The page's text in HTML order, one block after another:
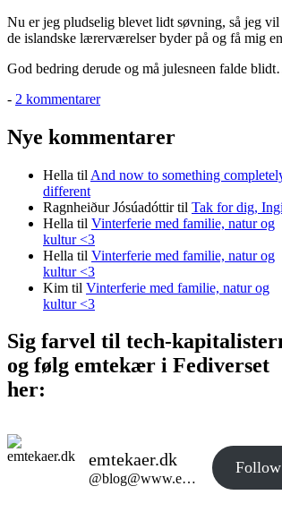
Nu er jeg pludselig blevet lidt søvning, så jeg
de islandske lærerværelser byder på og få mig
God bedring derude og må julesneen falde
- 2 kommentarertil
Neptun
bruger
Viagra
Nye kommentarer
Hella til And now to something
different
Ragnheiður Jósúadóttirtil Tak for dig,
Hella til Vinterferie med familie, natur og
kultur <3
Hella til Vinterferie med familie, natur og
kultur <3
Kim til Vinterferie med familie, natur og
kultur <3
Sig farvel til tech-
og følg emtekær i Fediverset
her:
emtekaer.dk
@blog@www.emtekaer.dk
Follow